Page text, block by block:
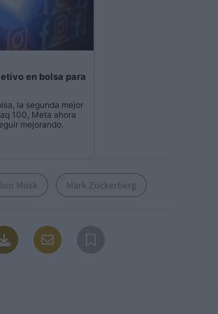
en bolsa para
la segunda mejor
100, Meta ahora
mejorando.
Musk Mark Zuckerberg